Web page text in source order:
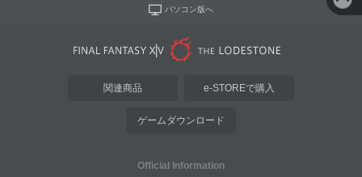
パソコン版へ
関連商品 e-STOREで購入
ゲームダウンロード
Official Information